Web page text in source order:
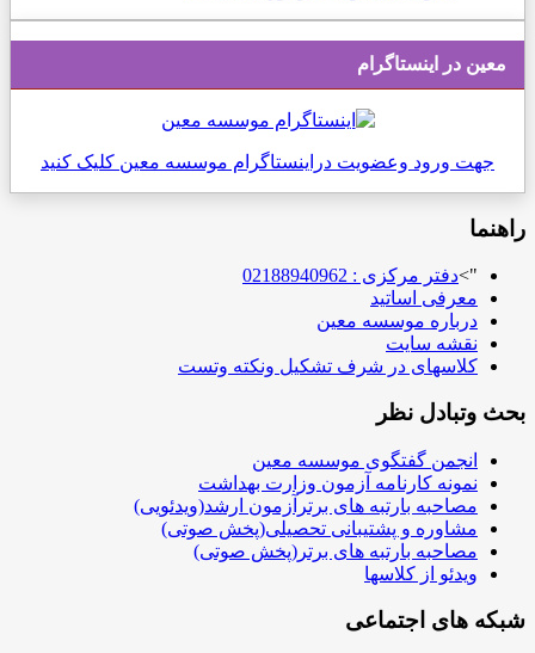
معین در اینستاگرام
جهت ورود وعضویت دراینستاگرام موسسه معین کلیک کنید
راهنما
">دفتر مرکزی : 02188940962
معرفی اساتید
درباره موسسه معین
نقشه سایت
کلاسهای در شرف تشکیل ونکته وتست
بحث وتبادل نظر
انجمن گفتگوی موسسه معین
نمونه کارنامه آزمون وزارت بهداشت
مصاحبه بارتبه های برترآزمون ارشد(ویدئویی)
مشاوره و پشتیبانی تحصیلی(پخش صوتی)
مصاحبه بارتبه های برتر(پخش صوتی)
ویدئو از کلاسها
شبکه های اجتماعی